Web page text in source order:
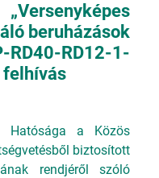
beruházások
RD40-RD12-1-
felhívás
Hatósága a Közös
biztosított
rendjéről szóló